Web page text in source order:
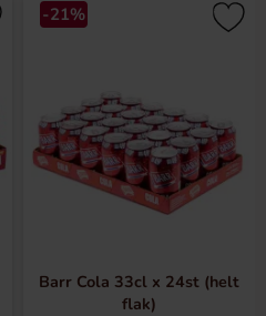
-21%
Barr Cola 33cl x 24st (helt
flak)